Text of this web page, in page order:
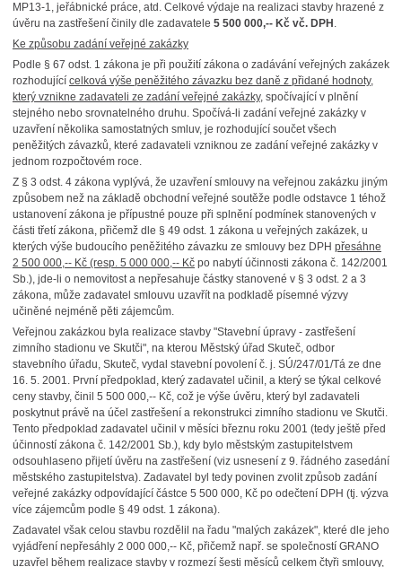
MP13-1, jeřábnické práce, atd. Celkové výdaje na realizaci stavby hrazené z
úvěru na zastřešení činily dle zadavatele 5 500 000,-- Kč vč. DPH .
Ke způsobu zadání veřejné zakázky
Podle § 67 odst. 1 zákona je při použití zákona o zadávání veřejných zakázek
rozhodující celková výše peněžitého závazku bez daně z přidané hodnoty,
který vznikne zadavateli ze zadání veřejné zakázky, spočívající v plnění
stejného nebo srovnatelného druhu. Spočívá-li zadání veřejné zakázky v
uzavření několika samostatných smluv, je rozhodující součet všech
peněžitých závazků, které zadavateli vzniknou ze zadání veřejné zakázky v
jednom rozpočtovém roce.
Z § 3 odst. 4 zákona vyplývá, že uzavření smlouvy na veřejnou zakázku jiným
způsobem než na základě obchodní veřejné soutěže podle odstavce 1 téhož
ustanovení zákona je přípustné pouze při splnění podmínek stanovených v
části třetí zákona, přičemž dle § 49 odst. 1 zákona u veřejných zakázek, u
kterých výše budoucího peněžitého závazku ze smlouvy bez DPH přesáhne
2 500 000,-- Kč (resp. 5 000 000,-- Kčpo nabytí účinnosti zákona č. 142/2001
Sb.), jde-li o nemovitost a nepřesahuje částky stanovené v § 3 odst. 2 a 3
zákona, může zadavatel smlouvu uzavřít na podkladě písemné výzvy
učiněné nejméně pěti zájemcům.
Veřejnou zakázkou byla realizace stavby "Stavební úpravy - zastřešení
zimního stadionu ve Skutči", na kterou Městský úřad Skuteč, odbor
stavebního úřadu, Skuteč, vydal stavební povolení č. j. SÚ/247/01/Tá ze dne
16. 5. 2001. První předpoklad, který zadavatel učinil, a který se týkal celkové
ceny stavby, činil 5 500 000,-- Kč, což je výše úvěru, který byl zadavateli
poskytnut právě na účel zastřešení a rekonstrukci zimního stadionu ve Skutči.
Tento předpoklad zadavatel učinil v měsíci březnu roku 2001 (tedy ještě před
účinností zákona č. 142/2001 Sb.), kdy bylo městským zastupitelstvem
odsouhlaseno přijetí úvěru na zastřešení (viz usnesení z 9. řádného zasedání
městského zastupitelstva). Zadavatel byl tedy povinen zvolit způsob zadání
veřejné zakázky odpovídající částce 5 500 000, Kč po odečtení DPH (tj. výzva
více zájemcům podle § 49 odst. 1 zákona).
Zadavatel však celou stavbu rozdělil na řadu "malých zakázek", které dle jeho
vyjádření nepřesáhly 2 000 000,-- Kč, přičemž např. se společností GRANO
uzavřel během realizace stavby v rozmezí šesti měsíců celkem čtyři smlouvy,